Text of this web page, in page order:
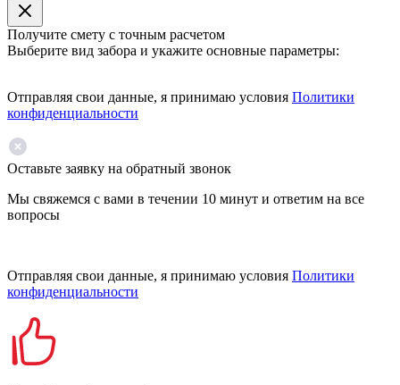
Получите смету с точным расчетом
Выберите вид забора и укажите основные параметры:
Отправляя свои данные, я принимаю условия Политики
конфиденциальности
Оставьте заявку на обратный звонок
Мы свяжемся с вами в течении 10 минут и ответим на все
вопросы
Отправляя свои данные, я принимаю условия Политики
конфиденциальности